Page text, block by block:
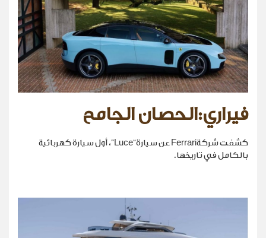
فيراري:الحصان الجامح
كشفت شركةFerrari عن سيارة“Luce”، أول سيارة كهربائية
بالكامل في تاريخها.